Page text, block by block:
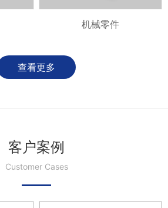
机械零件
查看更多
客户案例
Customer Cases